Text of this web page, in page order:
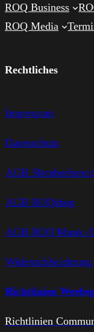
ROQ Business
ROQ Media
Rechtliches
Impressum
Datenschutz
AGB
AGB ROQshop
AGB ROQ Music-
Widerrufsbelehrung
Richtlinien
Richtlinien